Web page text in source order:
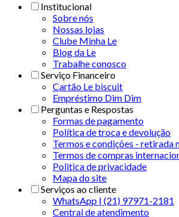
Institucional
Sobre nós
Nossas lojas
Clube Minha Le
Blog da Le
Trabalhe conosco
Serviço Financeiro
Cartão Le biscuit
Empréstimo Dim Dim
Perguntas e Respostas
Formas de pagamento
Política de troca e devolução
Termos e condições - retirada
Termos de compras
Politica de privacidade
Mapa do site
Serviços ao cliente
WhatsApp | (21) 97971-2181
Central de atendimento